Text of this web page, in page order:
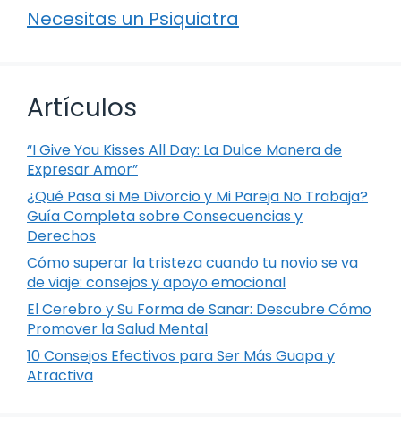
Necesitas un Psiquiatra
Artículos
“I Give You Kisses All Day: La Dulce Manera de
Expresar Amor”
¿Qué Pasa si Me Divorcio y Mi Pareja No Trabaja?
Guía Completa sobre Consecuencias y
Derechos
Cómo superar la tristeza cuando tu novio se va
de viaje: consejos y apoyo emocional
El Cerebro y Su Forma de Sanar: Descubre Cómo
Promover la Salud Mental
10 Consejos Efectivos para Ser Más Guapa y
Atractiva